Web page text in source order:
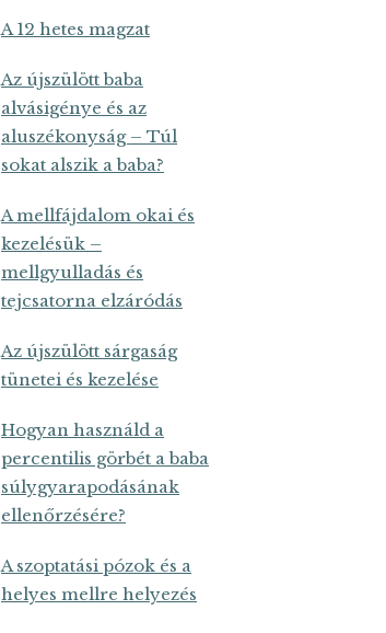
A 12 hetes magzat
Az újszülött baba
alvásigénye és az
aluszékonyság – Túl
sokat alszik a baba?
A mellfájdalom okai és
kezelésük –
mellgyulladás és
tejcsatorna elzáródás
Az újszülött sárgaság
tünetei és kezelése
Hogyan használd a
percentilis görbét a baba
súlygyarapodásának
ellenőrzésére?
A szoptatási pózok és a
helyes mellre helyezés